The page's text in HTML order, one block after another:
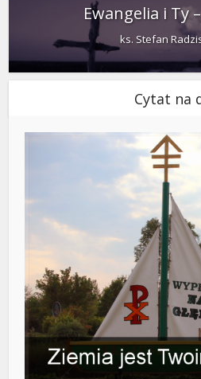
Ewangelia i Ty
ks. Stefan
Cytat na